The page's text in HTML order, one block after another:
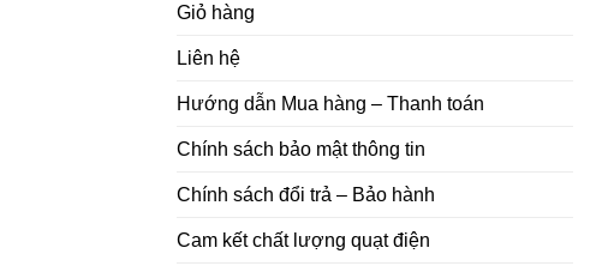
Giỏ hàng
Liên hệ
Hướng dẫn Mua hàng – Thanh toán
Chính sách bảo mật thông tin
Chính sách đổi trả – Bảo hành
Cam kết chất lượng quạt điện